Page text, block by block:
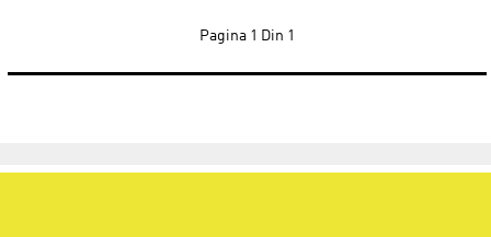
Pagina 1 Din 1